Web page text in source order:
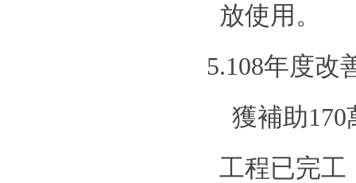
放使用。
5.108年度改
獲補助170
工程已完工